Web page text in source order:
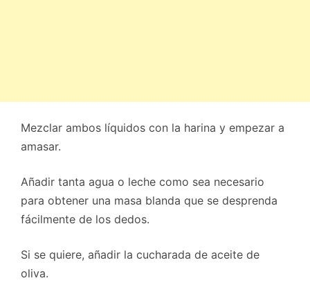
Mezclar ambos líquidos con la harina y empezar a
amasar.
Añadir tanta agua o leche como sea necesario
para obtener una masa blanda que se desprenda
fácilmente de los dedos.
Si se quiere, añadir la cucharada de aceite de
oliva.